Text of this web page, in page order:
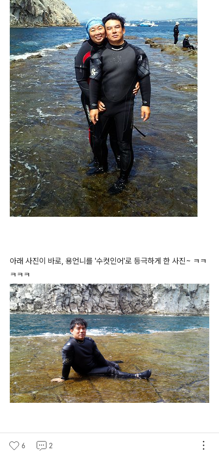
아래 사진이 바로, 용언니를 '수컷인어'로 등극하게 한 사진~ ㅋㅋ
ㅋㅋㅋ
원래 이렇게 멀정한(?) 사람인데 말이지~ ㅎㅎㅎ
6 2